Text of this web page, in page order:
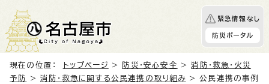
緊急情報なし
防災ポータル
現在の位置： トップページ > 防災・安心安全 >消防・救急・火災
予防
>消防・救急に関する公民連携の取り組み > 公民連携の事例